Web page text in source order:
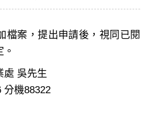
檔案，提出申請後，視同已閱
處 吳先生
分機88322